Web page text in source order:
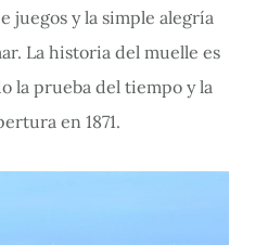
juegos y la simple alegría
La historia del muelle es
la prueba del tiempo y la
en 1871.